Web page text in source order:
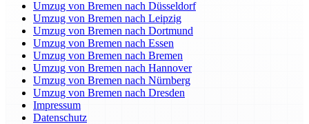
Umzug von Bremen nach Düsseldorf
Umzug von Bremen nach Leipzig
Umzug von Bremen nach Dortmund
Umzug von Bremen nach Essen
Umzug von Bremen nach Bremen
Umzug von Bremen nach Hannover
Umzug von Bremen nach Nürnberg
Umzug von Bremen nach Dresden
Impressum
Datenschutz